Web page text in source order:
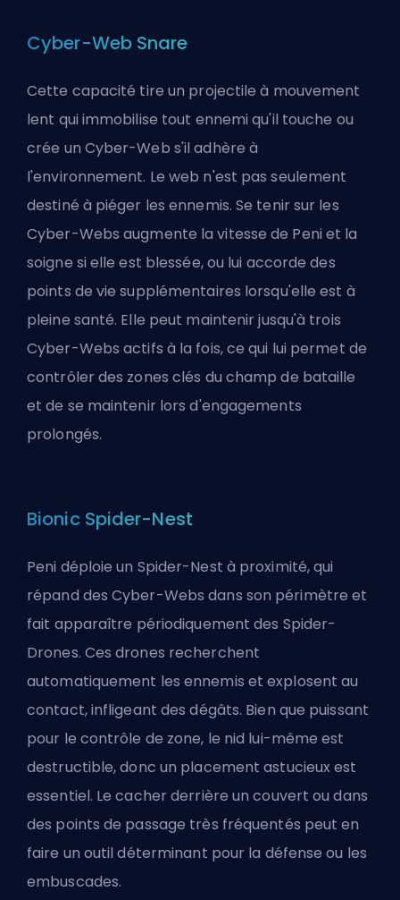
Cyber-Web Snare
Cette capacité tire un projectile à mouvement
lent qui immobilise tout ennemi qu'il touche ou
crée un Cyber-Web s'il adhère à
l'environnement. Le web n'est pas seulement
destiné à piéger les ennemis. Se tenir sur les
Cyber-Webs augmente la vitesse de Peni et la
soigne si elle est blessée, ou lui accorde des
points de vie supplémentaires lorsqu'elle est à
pleine santé. Elle peut maintenir jusqu'à trois
Cyber-Webs actifs à la fois, ce qui lui permet de
contrôler des zones clés du champ de bataille
et de se maintenir lors d'engagements
prolongés.
Bionic Spider-Nest
Peni déploie un Spider-Nest à proximité, qui
répand des Cyber-Webs dans son périmètre et
fait apparaître périodiquement des Spider-
Drones. Ces drones recherchent
automatiquement les ennemis et explosent au
contact, infligeant des dégâts. Bien que puissant
pour le contrôle de zone, le nid lui-même est
destructible, donc un placement astucieux est
essentiel. Le cacher derrière un couvert ou dans
des points de passage très fréquentés peut en
faire un outil déterminant pour la défense ou les
embuscades.